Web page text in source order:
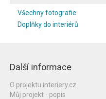
Všechny fotografie
Doplňky do interiérů
Další informace
O projektu interiery.cz
Můj projekt - popis